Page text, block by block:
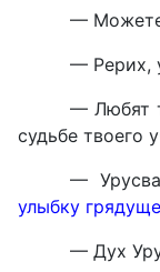
— Можете
— Рерих,
— Любят
судьбе твоего
—
улыбку
— Дух